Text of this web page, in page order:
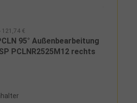
121,74 €
95° Außenbearbeitung
PCLNR2525M12 rechts